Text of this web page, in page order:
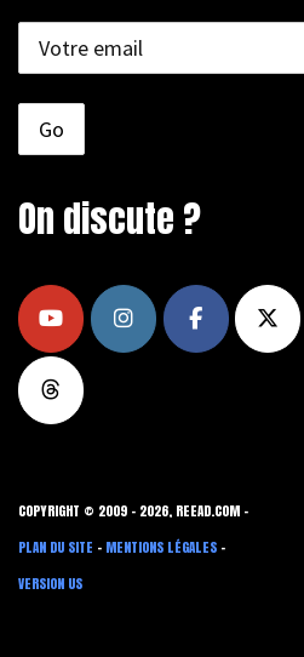
On discute ?
COPYRIGHT © 2009 - 2026, REEAD.COM -
PLAN DU SITE - MENTIONS LÉGALES -
VERSION US